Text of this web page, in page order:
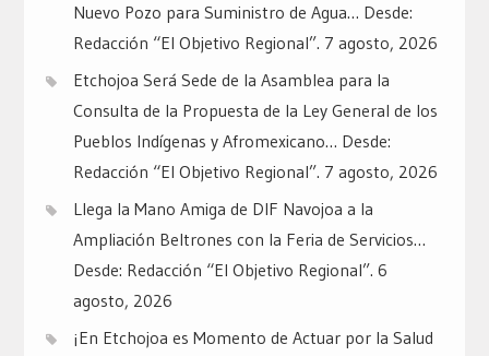
Nuevo Pozo para Suministro de Agua… Desde:
Redacción “El Objetivo Regional”. 7 agosto, 2026
Etchojoa Será Sede de la Asamblea para la
Consulta de la Propuesta de la Ley General de los
Pueblos Indígenas y Afromexicano… Desde:
Redacción “El Objetivo Regional”. 7 agosto, 2026
Llega la Mano Amiga de DIF Navojoa a la
Ampliación Beltrones con la Feria de Servicios…
Desde: Redacción “El Objetivo Regional”. 6
agosto, 2026
¡En Etchojoa es Momento de Actuar por la Salud